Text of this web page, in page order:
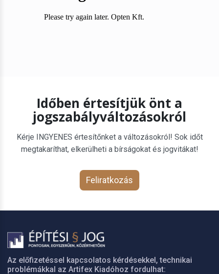
Időben értesítjük önt a
jogszabályváltozásokról
Kérje INGYENES értesítőnket a változásokról! Sok időt
megtakaríthat, elkerülheti a bírságokat és jogvitákat!
Feliratkozás
Az előfizetéssel kapcsolatos kérdésekkel, technikai
problémákkal az Artifex Kiadóhoz fordulhat: